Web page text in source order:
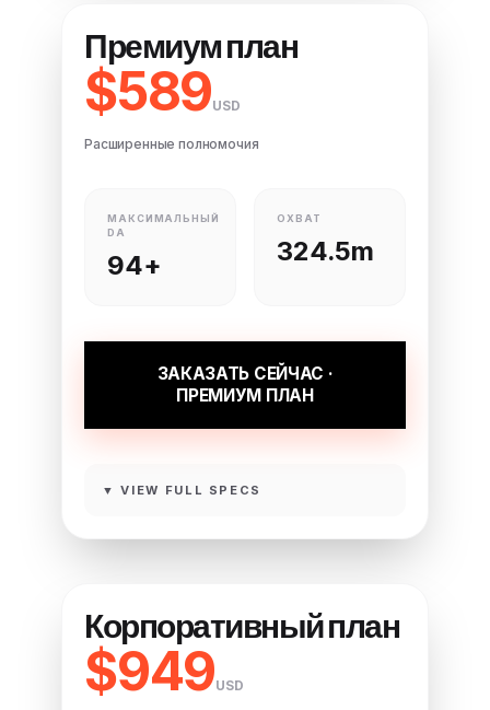
Премиум план
$589USD
Расширенные полномочия
МАКСИМАЛЬНЫЙ
DA
94+
ОХВАТ
324.5m
ЗАКАЗАТЬ СЕЙЧАС ·
ПРЕМИУМ ПЛАН
▼ VIEW FULL SPECS
Корпоративный план
$949USD